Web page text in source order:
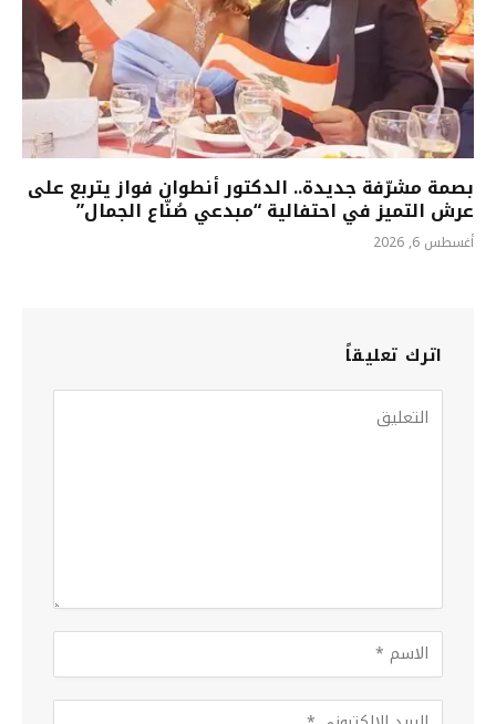
بصمة مشرّفة جديدة.. الدكتور أنطوان فواز يتربع على
عرش التميز في احتفالية “مبدعي صُنّاع الجمال”
أغسطس 6, 2026
اترك تعليقاً